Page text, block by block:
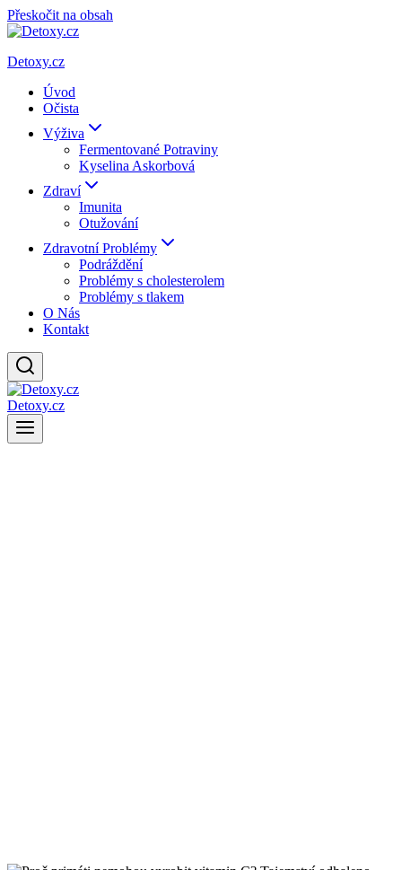
Přeskočit na obsah
Detoxy.cz
Úvod
Očista
Výživa
Fermentované Potraviny
Kyselina Askorbová
Zdraví
Imunita
Otužování
Zdravotní Problémy
Podráždění
Problémy s cholesterolem
Problémy s tlakem
O Nás
Kontakt
Detoxy.cz